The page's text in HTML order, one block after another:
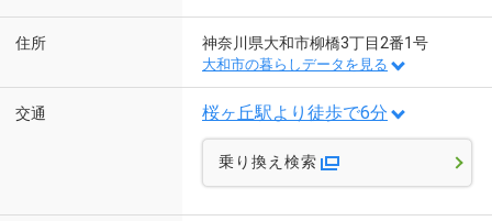
住所 神奈川県大和市柳橋3丁目2番1号
大和市の暮らしデータを見る
交通 桜ヶ丘駅より徒歩で6分
乗り換え検索